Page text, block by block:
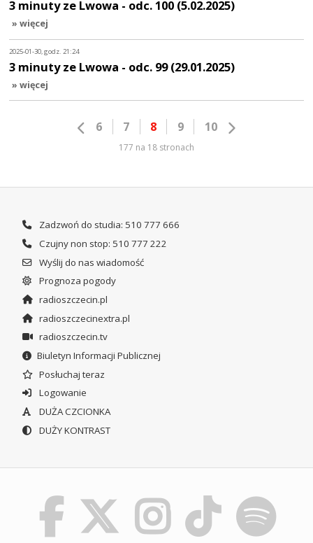
3 minuty ze Lwowa - odc. 100 (5.02.2025)
» więcej
2025-01-30, godz. 21:24
3 minuty ze Lwowa - odc. 99 (29.01.2025)
» więcej
6 7 8 9 10
177 na 18 stronach
Zadzwoń do studia: 510 777 666
Czujny non stop: 510 777 222
Wyślij do nas wiadomość
Prognoza pogody
radioszczecin.pl
radioszczecinextra.pl
radioszczecin.tv
Biuletyn Informacji Publicznej
Posłuchaj teraz
Logowanie
DUŻA CZCIONKA
DUŻY KONTRAST